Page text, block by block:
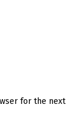
for the next